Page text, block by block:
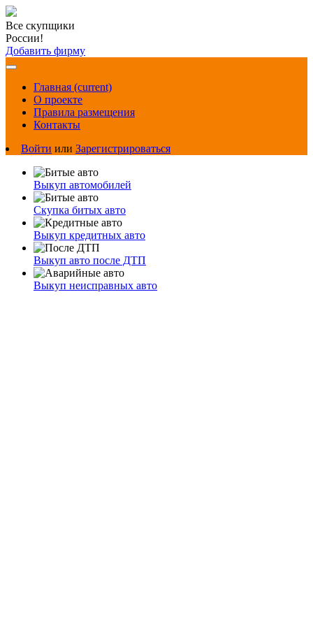
Все скупщики
России!
Добавить фирму
Главная (current)
О проекте
Правила размещения
Контакты
Войти или Зарегистрироваться
Выкуп автомобилей
Скупка битых авто
Выкуп кредитных авто
Выкуп авто после ДТП
Выкуп неисправных авто